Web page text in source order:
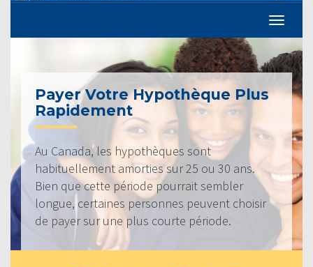
Payer Votre Hypothèque Plus
Rapidement
Au Canada, les hypothèques sont
habituellement amorties sur 25 ou 30 ans.
Bien que cette période pourrait sembler
longue, certaines personnes peuvent choisir
de payer sur une plus courte période.